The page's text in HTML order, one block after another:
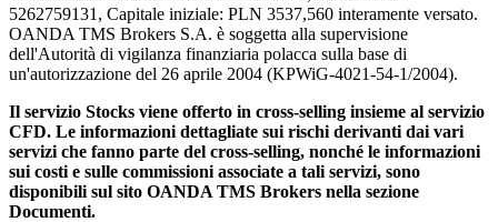
5262759131, Capitale iniziale: PLN 3537,560 interamente versato.
OANDA TMS Brokers S.A. è soggetta alla supervisione
dell'Autorità di vigilanza finanziaria polacca sulla base di
un'autorizzazione del 26 aprile 2004 (KPWiG-4021-54-1/2004).
Il servizio Stocks viene offerto in cross-selling insieme al servizio
CFD. Le informazioni dettagliate sui rischi derivanti dai vari
servizi che fanno parte del cross-selling, nonché le informazioni
sui costi e sulle commissioni associate a tali servizi, sono
disponibili sul sito OANDA TMS Brokers nella sezione
Documenti.